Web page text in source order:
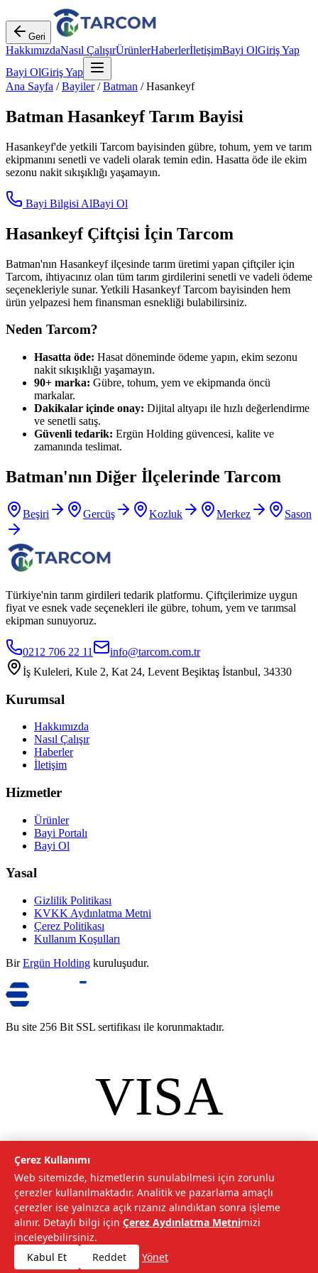
Geri
HakkımızdaNasıl ÇalışırÜrünlerHaberlerİletişimBayi OlGiriş Yap
Bayi OlGiriş Yap
Ana Sayfa /Bayiler/Batman /Hasankeyf
Batman HasankeyfTarım Bayisi
Hasankeyf'de yetkili Tarcom bayisinden gübre, tohum, yem ve tarım
ekipmanını senetli ve vadeli olarak temin edin. Hasatta öde ile ekim
sezonu nakit sıkışıklığı yaşamayın.
Bayi Bilgisi AlBayi Ol
HasankeyfÇiftçisi İçin Tarcom
Batman'nın Hasankeyfilçesinde tarım üretimi yapan çiftçiler için
Tarcom, ihtiyacınız olan tüm tarım girdilerini senetli ve vadeli ödeme
seçenekleriyle sunar. Yetkili HasankeyfTarcom bayisinden hem
ürün yelpazesi hem finansman esnekliği bulabilirsiniz.
Neden Tarcom?
Hasatta öde: Hasat döneminde ödeme yapın, ekim sezonu
nakit sıkışıklığı yaşamayın.
90+ marka: Gübre, tohum, yem ve ekipmanda öncü
markalar.
Dakikalar içinde onay: Dijital altyapı ile hızlı değerlendirme
ve senetli satış.
Güvenli tedarik: Ergün Holding güvencesi, kalite ve
zamanında teslimat.
Batman'nın Diğer İlçelerinde Tarcom
Beşiri Gercüş Kozluk Merkez Sason
Türkiye'nin tarım girdileri tedarik platformu. Çiftçilerimize uygun
fiyat ve esnek vade seçenekleri ile gübre, tohum, yem ve tarımsal
ekipman sunuyoruz.
0212 706 22 11
info@tarcom.com.tr
İş Kuleleri, Kule 2, Kat 24, Levent Beşiktaş İstanbul, 34330
Kurumsal
Hakkımızda
Nasıl Çalışır
Haberler
İletişim
Hizmetler
Ürünler
Bayi Portalı
Bayi Ol
Yasal
Gizlilik Politikası
KVKK Aydınlatma Metni
Çerez Politikası
Kullanım Koşulları
Bir Ergün Holding kuruluşudur.
Bu site 256 Bit SSL sertifikası ile korunmaktadır.
VISA
mastercard
2026Tarımcom Tarım ve Teknoloji A.Ş. Tüm hakları saklıdır.